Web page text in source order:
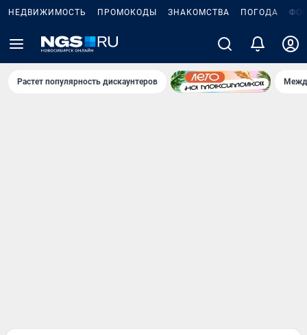
НЕДВИЖИМОСТЬ ПРОМОКОДЫ ЗНАКОМСТВА ПОГОДА
Растет популярность дискаунтеров